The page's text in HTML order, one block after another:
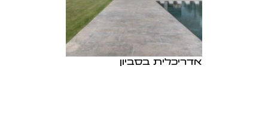
אדריכלית בסביון